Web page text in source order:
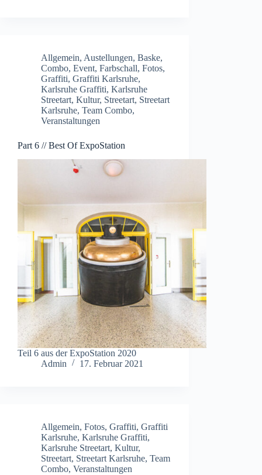
Allgemein, Austellungen, Baske,
Combo, Event, Farbschall, Fotos,
Graffiti, Graffiti Karlsruhe,
Karlsruhe Graffiti, Karlsruhe
Streetart, Kultur, Streetart, Streetart
Karlsruhe, Team Combo,
Veranstaltungen
Part 6 // Best Of ExpoStation
Teil 6 aus der ExpoStation 2020
Admin
17. Februar 2021
Allgemein, Fotos, Graffiti, Graffiti
Karlsruhe, Karlsruhe Graffiti,
Karlsruhe Streetart, Kultur,
Streetart, Streetart Karlsruhe, Team
Combo, Veranstaltungen